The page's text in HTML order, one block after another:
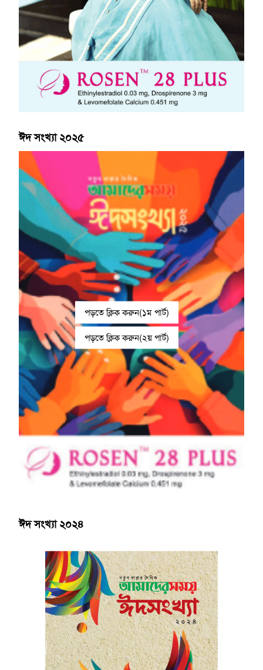
ঈদ সংখ্যা ২০২৫
পড়তে ক্লিক করুন(১ম পার্ট)
পড়তে ক্লিক করুন(২য় পার্ট)
ঈদ সংখ্যা ২০২৪